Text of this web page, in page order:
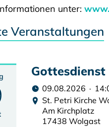
unter:
Veranstaltungen
Gottesdienst
09.08.2026 ·
St. Petri Kirche
Am Kirchplatz
17438 Wolgast